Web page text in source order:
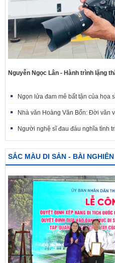
Nguyễn Ngọc Lân - Hành trình lặng
Ngọn lửa đam mê bất tận của họa
Nhà văn Hoàng Văn Bổn: Đời văn
Người nghệ sĩ đau đáu nghĩa tình
SẮC MÀU DI SẢN - BÀI